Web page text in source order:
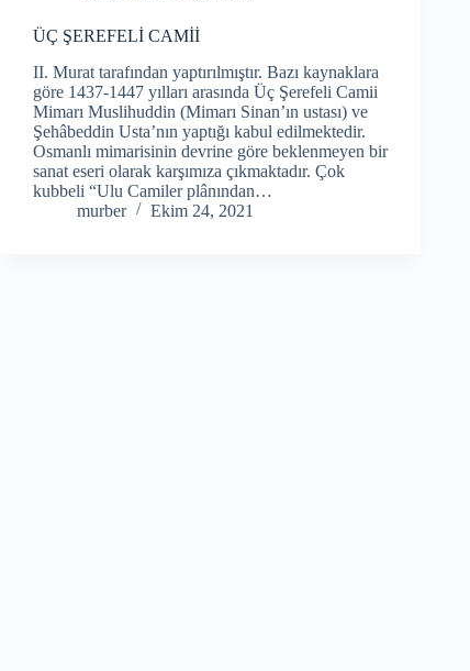
ÜÇ ŞEREFELİ CAMİİ
II. Murat tarafından yaptırılmıştır. Bazı kaynaklara
göre 1437-1447 yılları arasında Üç Şerefeli Camii
Mimarı Muslihuddin (Mimarı Sinan’ın ustası) ve
Şehâbeddin Usta’nın yaptığı kabul edilmektedir.
Osmanlı mimarisinin devrine göre beklenmeyen bir
sanat eseri olarak karşımıza çıkmaktadır. Çok
kubbeli “Ulu Camiler plânından…
murber
Ekim 24, 2021